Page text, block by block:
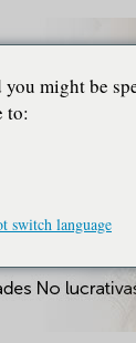
you might be
to:
switch language